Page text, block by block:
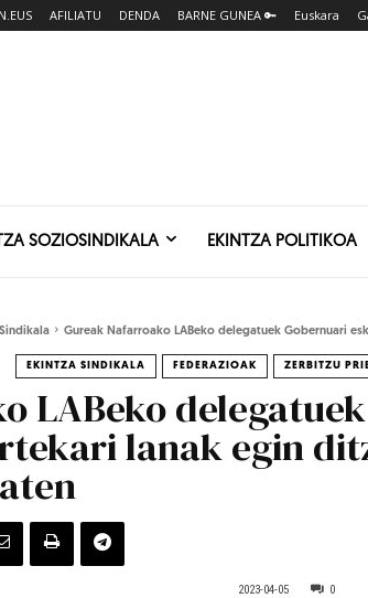
AFILIATU DENDA BARNE GUNEA 🔑 Euskara
SOZIOSINDIKALA EKINTZA POLITIKOA
Gureak Nafarroako LABeko delegatuek Gobernuari
EKINTZA SINDIKALA FEDERAZIOAK ZERBITZU
LABeko
lanak egin
2023-04-05 0